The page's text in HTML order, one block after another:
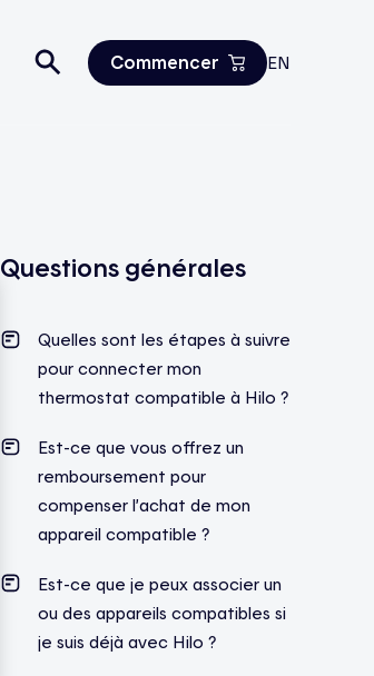
Commencer EN
Questions générales
Quelles sont les étapes à suivre
pour connecter mon
thermostat compatible à Hilo ?
Est-ce que vous offrez un
remboursement pour
compenser l’achat de mon
appareil compatible ?
Est-ce que je peux associer un
ou des appareils compatibles si
je suis déjà avec Hilo ?